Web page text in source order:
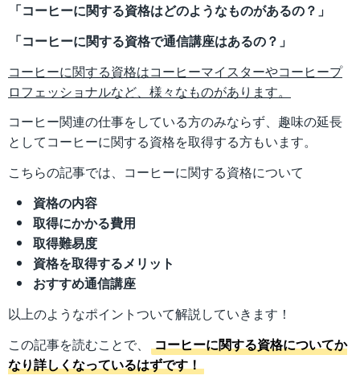
「コーヒーに関する資格はどのようなものがあるの？」
「コーヒーに関する資格で通信講座はあるの？」
コーヒーに関する資格はコーヒーマイスターやコーヒープ
ロフェッショナルなど、様々なものがあります。
コーヒー関連の仕事をしている方のみならず、趣味の延長
としてコーヒーに関する資格を取得する方もいます。
こちらの記事では、コーヒーに関する資格について
資格の内容
取得にかかる費用
取得難易度
資格を取得するメリット
おすすめ通信講座
以上のようなポイントついて解説していきます！
この記事を読むことで、
コーヒーに関する資格についてか
なり詳しくなっているはずです！